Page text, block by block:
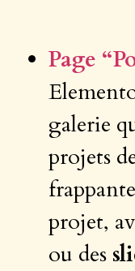
Page
galerie
projets
projet,
ou des